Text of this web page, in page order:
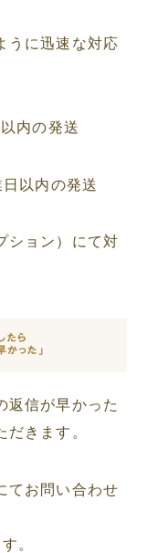
うに迅速な対応
内の発送
以内の発送
ション）にて対
返信が早かった
きます。
てお問い合わせ
。